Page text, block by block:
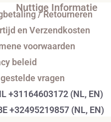
Nuttige Informatie
/ Retourneren
en Verzendkosten
voorwaarden
beleid
vragen
+31164603172 (NL, EN)
+32495219857 (NL, EN)